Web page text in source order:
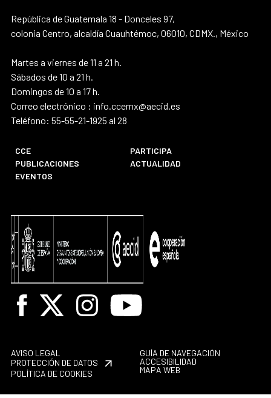
República de Guatemala 18 - Donceles 97,
colonia Centro, alcaldía Cuauhtémoc, 06010, CDMX., México
Martes a viernes de 11 a 21 h.
Sábados de 10 a 21 h.
Domingos de 10 a 17 h.
Correo electrónico : info.ccemx@aecid.es
Teléfono: 55-55-21-1925 al 28
CCE
PARTICIPA
PUBLICACIONES
ACTUALIDAD
EVENTOS
Facebook
X InstagramYoutube
AVISO LEGAL
PROTECCIÓN DE DATOS
POLÍTICA DE COOKIES
GUÍA DE NAVEGACIÓN
ACCESIBILIDAD
MAPA WEB